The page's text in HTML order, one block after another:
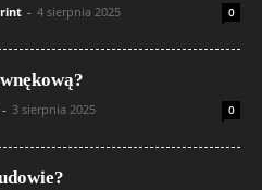
- 4 sierpnia 2025 0
- 3 sierpnia 2025 0